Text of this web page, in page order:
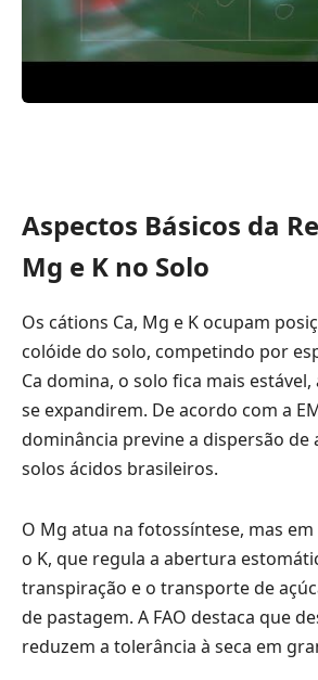
Aspectos Básicos da
Mg e K no Solo
Os cátions Ca, Mg e K ocupam
colóide do solo, competindo por
Ca domina, o solo fica mais
se expandirem. De acordo com a
dominância previne a dispersão de
solos ácidos brasileiros.
O Mg atua na fotossíntese, mas
o K, que regula a abertura
transpiração e o transporte de
de pastagem. A FAO destaca que
reduzem a tolerância à seca em